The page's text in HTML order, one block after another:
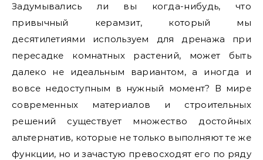
Задумывались ли вы когда-нибудь, что
привычный керамзит, который мы
десятилетиями используем для дренажа при
пересадке комнатных растений, может быть
далеко не идеальным вариантом, а иногда и
вовсе недоступным в нужный момент? В мире
современных материалов и строительных
решений существует множество достойных
альтернатив, которые не только выполняют те же
функции, но и зачастую превосходят его по ряду